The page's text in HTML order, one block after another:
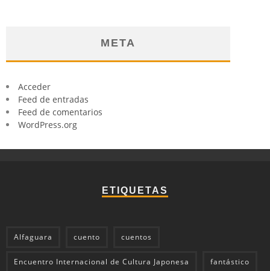
META
Acceder
Feed de entradas
Feed de comentarios
WordPress.org
ETIQUETAS
Alfaguara cuento cuentos
Encuentro Internacional de Cultura Japonesa fantástico